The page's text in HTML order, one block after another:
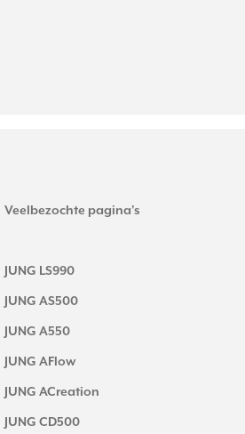
Veelbezochte pagina's
JUNG LS990
JUNG AS500
JUNG A550
JUNG AFlow
JUNG ACreation
JUNG CD500